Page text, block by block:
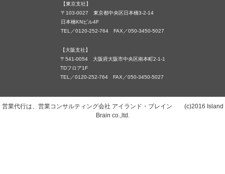
【東京支社】
〒103-0027 東京都中央区日本橋3-2-14
日本橋KNビル4F
TEL／0120-252-764 FAX／050-3450-5027
【大阪支社】
〒541-0054 大阪府大阪市中央区南本町2-1-1
TDフロア1F
TEL／0120-252-764 FAX／050-3450-5027
営業代行は、営業コンサルティング会社 アイランド・ブレイン (c)2016 Island
Brain co.,ltd.